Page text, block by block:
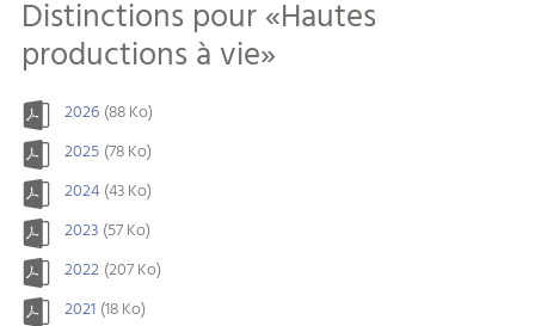
Distinctions pour «Hautes
productions à vie»
2026 (88 Ko)
2025 (78 Ko)
2024 (43 Ko)
2023 (57 Ko)
2022 (207 Ko)
2021 (18 Ko)